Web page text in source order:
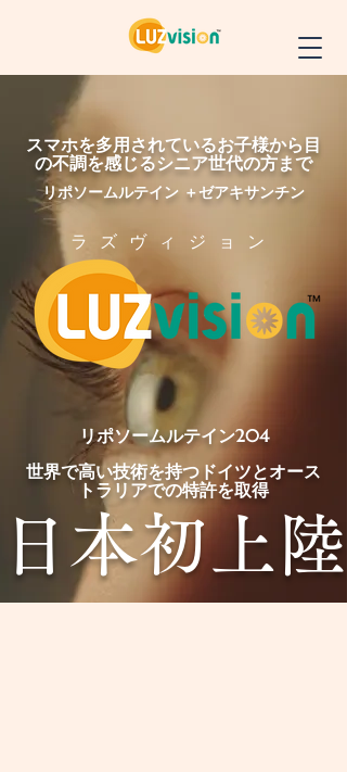
スマホを多用されているお子様から目
の不調を感じるシニア世代の方まで
リポソームルテイン ＋ゼアキサンチン
ラズヴィジョン
リポソームルテイン204
世界で高い技術を持つドイツとオース
トラリアでの特許を取得
日本初上陸